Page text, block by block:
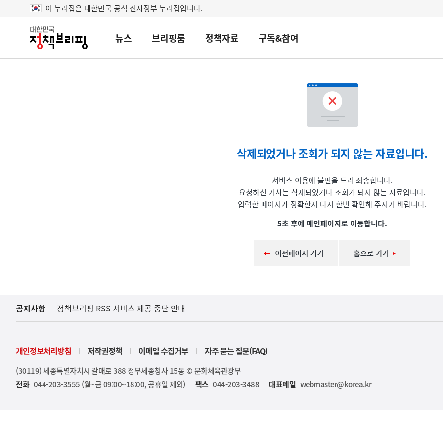
이 누리집은 대한민국 공식 전자정부 누리집입니다.
대
민
뉴스 브리핑룸 정책자료 구독&참여
삭제되었거나 조회가 되지 않는 자료입니다.
서비스 이용에 불편을 드려 죄송합니다.
요청하신 기사는 삭제되었거나 조회가 되지 않는 자료입니다.
입력한 페이지가 정확한지 다시 한번 확인해 주시기 바랍니다.
5초 후에 메인페이지로 이동합니다.
공지사항 정책브리핑 RSS 서비스 제공 중단 안내
개인정보처리방침 저작권정책 이메일 수집거부 자주 묻는 질문(FAQ)
(30119) 세종특별자치시 갈매로 388 정부세종청사 15동 © 문화체육관광부
전화 044-203-3555 (월~금 09:00~18:00, 공휴일 제외) 팩스 044-203-3488 대표메일 webmaster@korea.kr